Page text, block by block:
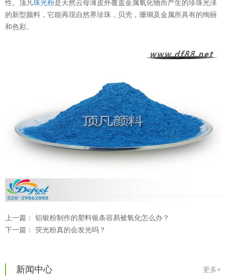
性。顶凡珠光粉是天然云母薄皮外覆盖金属氧化物而产生的珍珠光泽
的新型颜料，它能再现自然界珍珠，贝壳，珊瑚及金属所具有的绚丽
和色彩。
上一篇： 铝银粉制作的塑料银条容易被氧化怎么办？
下一篇： 荧光粉真的会发光吗？
新闻中心 更多+
温变粉注塑后表面翻车？粗糙、颗粒... 2026-07-28